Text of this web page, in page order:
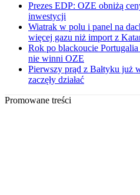
Prezes EDP: OZE obniżą
inwestycji
Wiatrak w polu i panel na
więcej gazu niż import z
Rok po blackoucie
nie winni OZE
Pierwszy prąd z Bałtyku już
zaczęły działać
Promowane treści